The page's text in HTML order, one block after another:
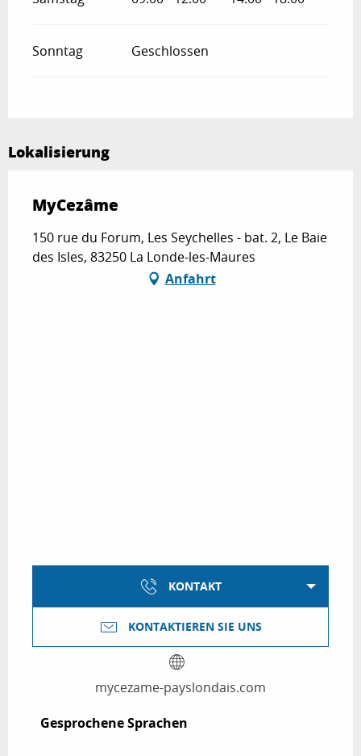
Sonntag Geschlossen
Lokalisierung
MyCezâme
150 rue du Forum, Les Seychelles - bat. 2, Le Baie
des Isles, 83250 La Londe-les-Maures
Anfahrt
KONTAKT
KONTAKTIEREN SIE UNS
mycezame-payslondais.com
Gesprochene Sprachen
Gesprochene Sprachen